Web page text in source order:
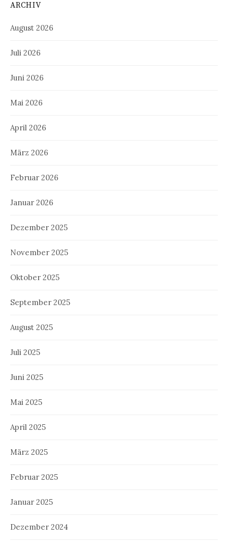
ARCHIV
August 2026
Juli 2026
Juni 2026
Mai 2026
April 2026
März 2026
Februar 2026
Januar 2026
Dezember 2025
November 2025
Oktober 2025
September 2025
August 2025
Juli 2025
Juni 2025
Mai 2025
April 2025
März 2025
Februar 2025
Januar 2025
Dezember 2024